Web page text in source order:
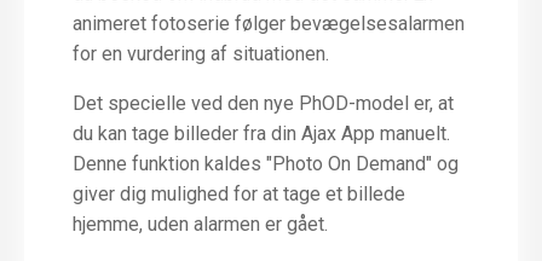
animeret fotoserie følger bevægelsesalarmen
for en vurdering af situationen.
Det specielle ved den nye PhOD-model er, at
du kan tage billeder fra din Ajax App manuelt.
Denne funktion kaldes "Photo On Demand" og
giver dig mulighed for at tage et billede
hjemme, uden alarmen er gået.